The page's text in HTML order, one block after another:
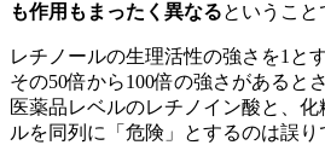
も作用もまったく異なるということ
レチノールの生理活性の強さを1と
その50倍から100倍の強さがあると
医薬品レベルのレチノイン酸と、
ルを同列に「危険」とするのは誤り